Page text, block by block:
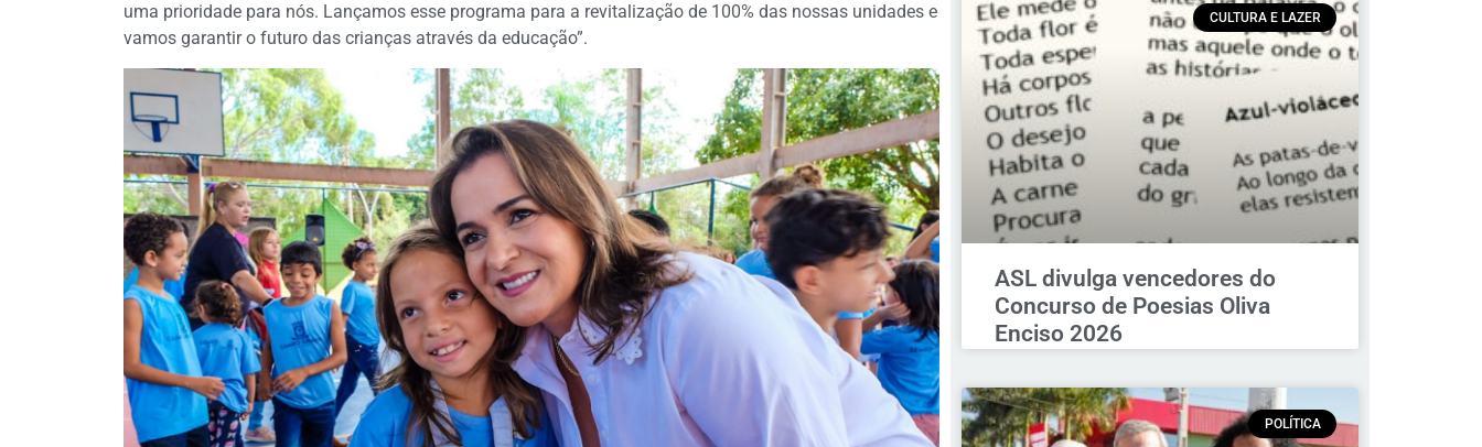
uma prioridade para nós. Lançamos esse programa para a revitalização de 100% das nossas unidades e
vamos garantir o futuro das crianças através da educação”.
CULTURA E LAZER
ASL divulga vencedores do
Concurso de Poesias Oliva
Enciso 2026
POLÍTICA